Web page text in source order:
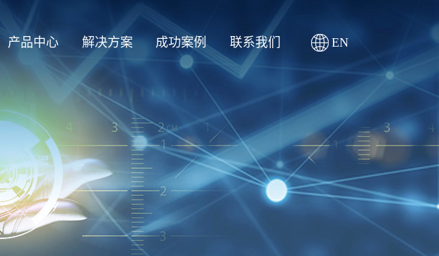
产品中心 解决方案 成功案例 联系我们 EN